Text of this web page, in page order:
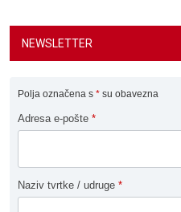
NEWSLETTER
Polja označena s * su obavezna
Adresa e-pošte *
Naziv tvrtke / udruge *